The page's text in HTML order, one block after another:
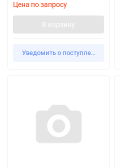
Цена по запросу
В корзину
Уведомить о поступлении